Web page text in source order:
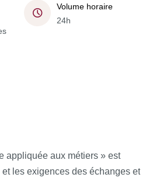
Volume horaire
24h
appliquée aux métiers » est
les exigences des échanges et